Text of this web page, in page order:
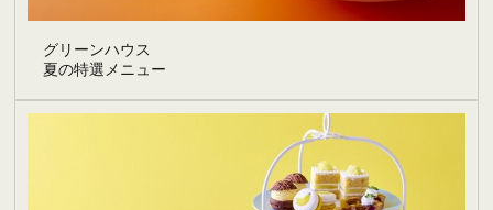
グリーンハウス
夏の特選メニュー